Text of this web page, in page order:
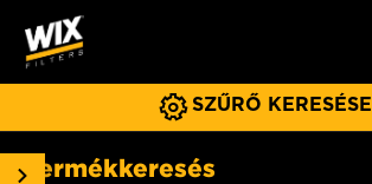
SZŰRŐ KERESÉSE
Termékkeresés